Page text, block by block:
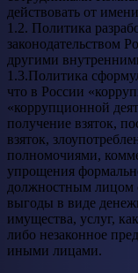
действовать от
1.2. Политика
законодательством
другими
1.3.Политика
что в России
«коррупционной
получение взяток,
взяток,
полномочиями,
упрощения
должностным лицом
выгоды в виде
имущества, услуг,
либо незаконное
иными лицами.